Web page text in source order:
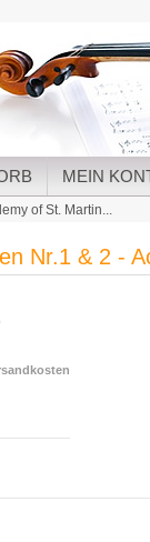
MEIN
of St. Martin...
Nr.1 & 2 -